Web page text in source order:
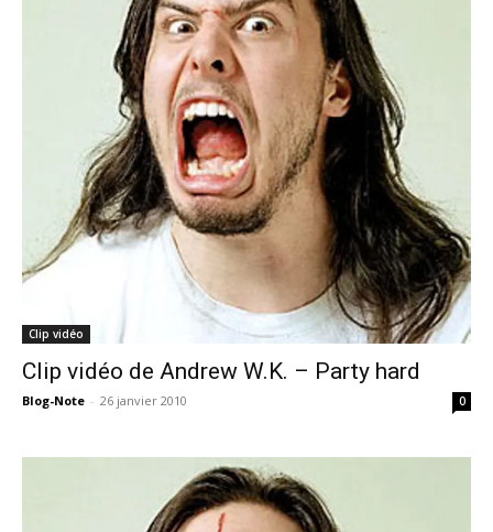
Clip vidéo
Clip vidéo de Andrew W.K. – Party hard
Blog-Note - 26 janvier 2010 0